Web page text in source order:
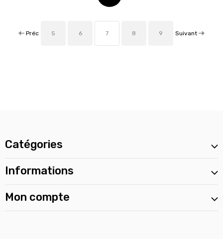
Préc 5 6 7 8 9 Suivant
Catégories
Informations
Mon compte